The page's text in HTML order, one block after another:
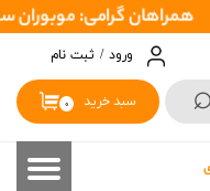
⌕ ۰ سبد خرید
ورود / ثبت نام
سفارشات شما را در اسرع وقت ( 1 تا 2 روز کاری ) ارسال میکند